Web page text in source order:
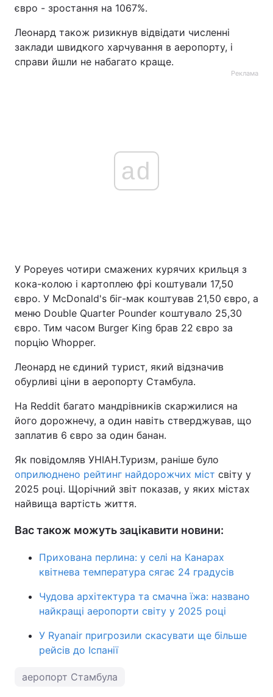
євро - зростання на 1067%.
Леонард також ризикнув відвідати численні
заклади швидкого харчування в аеропорту, і
справи йшли не набагато краще.
Реклама
ad
У Popeyes чотири смажених курячих крильця з
кока-колою і картоплею фрі коштували 17,50
євро. У McDonald's біг-мак коштував 21,50 євро, а
меню Double Quarter Pounder коштувало 25,30
євро. Тим часом Burger King брав 22 євро за
порцію Whopper.
Леонард не єдиний турист, який відзначив
обурливі ціни в аеропорту Стамбула.
На Reddit багато мандрівників скаржилися на
його дорожнечу, а один навіть стверджував, що
заплатив 6 євро за один банан.
Як повідомляв УНІАН.Туризм, раніше було
оприлюднено рейтинг найдорожчих міст світу у
2025 році. Щорічний звіт показав, у яких містах
найвища вартість життя.
Вас також можуть зацікавити новини:
Прихована перлина: у селі на Канарах
квітнева температура сягає 24 градусів
Чудова архітектура та смачна їжа: названо
найкращі аеропорти світу у 2025 році
У Ryanair пригрозили скасувати ще більше
рейсів до Іспанії
аеропорт Стамбула